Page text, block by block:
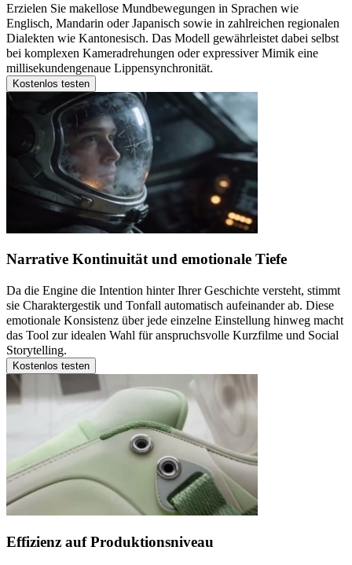
Erzielen Sie makellose Mundbewegungen in Sprachen wie
Englisch, Mandarin oder Japanisch sowie in zahlreichen regionalen
Dialekten wie Kantonesisch. Das Modell gewährleistet dabei selbst
bei komplexen Kameradrehungen oder expressiver Mimik eine
millisekundengenaue Lippensynchronität.
Kostenlos testen
Narrative Kontinuität und emotionale Tiefe
Da die Engine die Intention hinter Ihrer Geschichte versteht, stimmt
sie Charaktergestik und Tonfall automatisch aufeinander ab. Diese
emotionale Konsistenz über jede einzelne Einstellung hinweg macht
das Tool zur idealen Wahl für anspruchsvolle Kurzfilme und Social
Storytelling.
Kostenlos testen
Effizienz auf Produktionsniveau